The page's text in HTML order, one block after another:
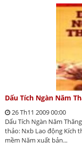
Dấu Tích Ngàn Năm
26 Th11 2009 00:00
Dấu Tích Ngàn Năm
thảo: Nxb Lao động Kích
mềm Năm xuất bản...